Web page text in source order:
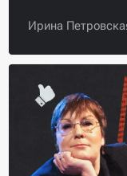
Ирина